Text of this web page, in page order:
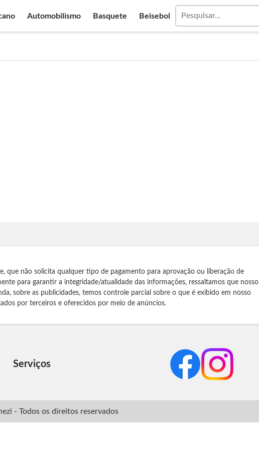
Automobilismo Basquete Beisebol
que não solicita qualquer tipo de pagamento para aprovação ou liberação de
para garantir a integridade/atualidade das informações, ressaltamos que nosso
sobre as publicidades, temos controle parcial sobre o que é exibido em nosso
por terceiros e oferecidos por meio de anúncios.
Serviços
- Todos os direitos reservados